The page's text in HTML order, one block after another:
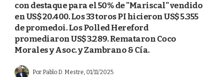
con destaque para el 50% de "Mariscal" vendido
en US$ 20.400. Los 33 toros PI hicieron US$ 5.355
de promedoi. Los Polled Hereford
promediaron US$ 3.289. Remataron Coco
Morales y Asoc. y Zambrano & Cía.
Por Pablo D. Mestre, 01/11/2025